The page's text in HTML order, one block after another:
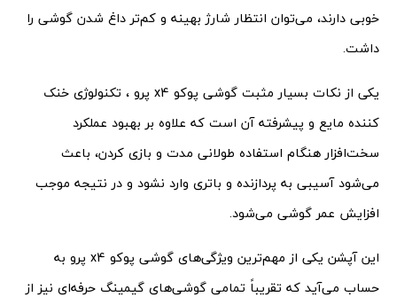
خوبی دارند، می‌توان انتظار شارژ بهینه و کم‌تر داغ شدن گوشی را
داشت.
یکی از نکات بسیار مثبت گوشی پوکو x4 پرو ، تکنولوژی خنک
کننده مایع و پیشرفته آن است که علاوه بر بهبود عملکرد
سخت‌افزار هنگام استفاده طولانی مدت و بازی کردن، باعث
می‌شود آسیبی به پردازنده و باتری وارد نشود و در نتیجه موجب
افزایش عمر گوشی می‌شود.
این آپشن یکی از مهم‌ترین ویژگی‌های گوشی پوکو x4 پرو به
حساب می‌آید که تقریباً تمامی گوشی‌های گیمینگ حرفه‌ای نیز از